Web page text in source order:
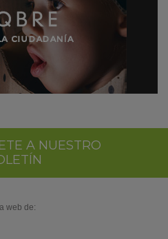
A NUESTRO
web de: